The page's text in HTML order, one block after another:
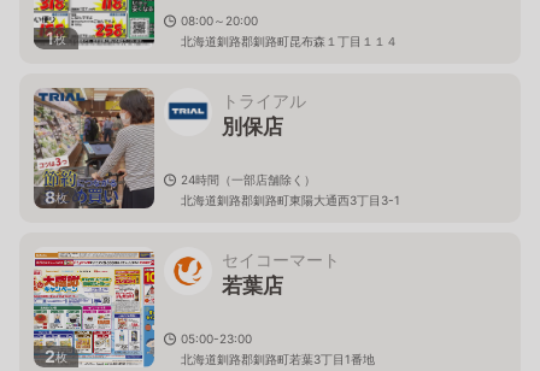
1枚
08:00～20:00
北海道釧路郡釧路町昆布森１丁目１１４
8枚
トライアル
別保店
24時間（一部店舗除く）
北海道釧路郡釧路町東陽大通西3丁目3-1
2枚
セイコーマート
若葉店
05:00-23:00
北海道釧路郡釧路町若葉3丁目1番地